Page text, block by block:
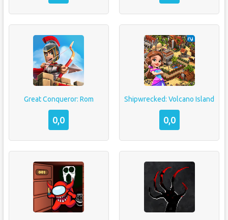
Great Conqueror: Rom
0,0
Shipwrecked: Volcano Island
0,0